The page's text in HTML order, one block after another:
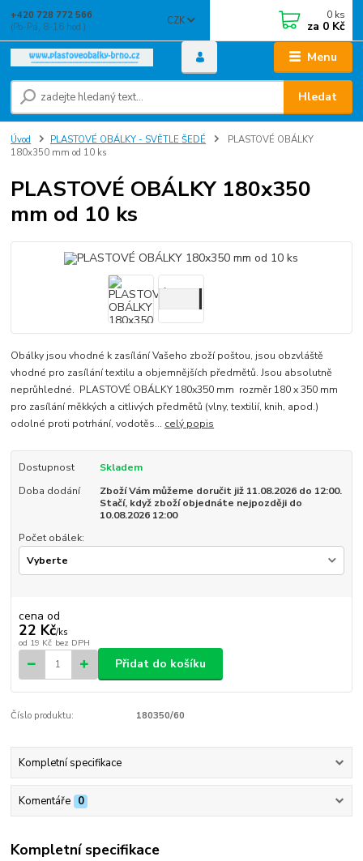
Menu
CZK
Hledat
+420 728 772 566
(Po-Pá, 8-16 hod.)
0 ks
za 0 Kč
Úvod PLASTOVÉ OBÁLKY - SVĚTLE ŠEDÉ
PLASTOVÉ OBÁLKY
180x350 mm od 10 ks
PLASTOVÉ OBÁLKY 180x350
mm od 10 ks
Obálky jsou vhodné k zasílání Vašeho zboží poštou, jsou obzvláště
vhodné pro zasílání textilu a objemnějších předmětů. Jsou absolutně
neprůhledné. PLASTOVÉ OBÁLKY 180x350 mm rozměr 180 x 350 mm
pro zasílání měkkých a citlivých předmětů (vlny, textilií, knih, apod.)
odolné proti potrhání, vodotěs... celý popis
Dostupnost
Skladem
Doba dodání
Zboží Vám můžeme doručit již 11.08.2026 do 12:00.
Stačí, když zboží objednáte nejpozději do
10.08.2026 12:00
Počet obálek:
cena od
22 Kč/ks
od 19 Kč bez DPH
Přidat do košíku
Číslo produktu: 180350/60
Kompletní specifikace
Komentáře 0
Kompletní specifikace